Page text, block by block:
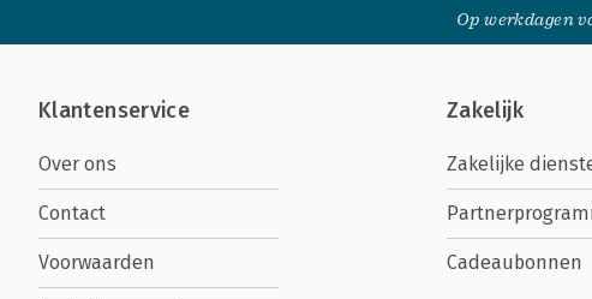
Op werkdagen
Klantenservice
Over ons
Contact
Voorwaarden
Zakelijk
Zakelijke
Cadeaubonnen